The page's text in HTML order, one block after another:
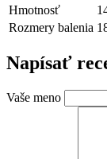
Hmotnosť
Rozmery balenia
Napísať
Vaše meno